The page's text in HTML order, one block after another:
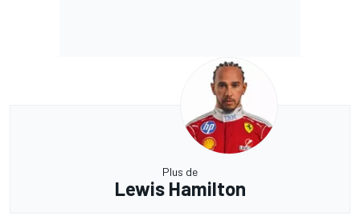
Plus de
Lewis Hamilton